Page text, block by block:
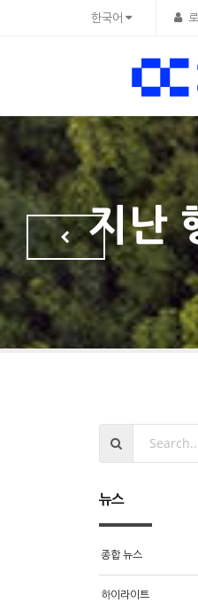
한국어
지난
뉴스
종합 뉴스
하이라이트
Sketchbook5,